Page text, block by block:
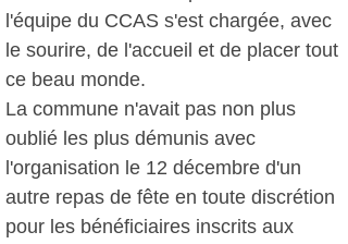
l'équipe du CCAS s'est chargée, avec
le sourire, de l'accueil et de placer tout
ce beau monde.
La commune n'avait pas non plus
oublié les plus démunis avec
l'organisation le 12 décembre d'un
autre repas de fête en toute discrétion
pour les bénéficiaires inscrits aux